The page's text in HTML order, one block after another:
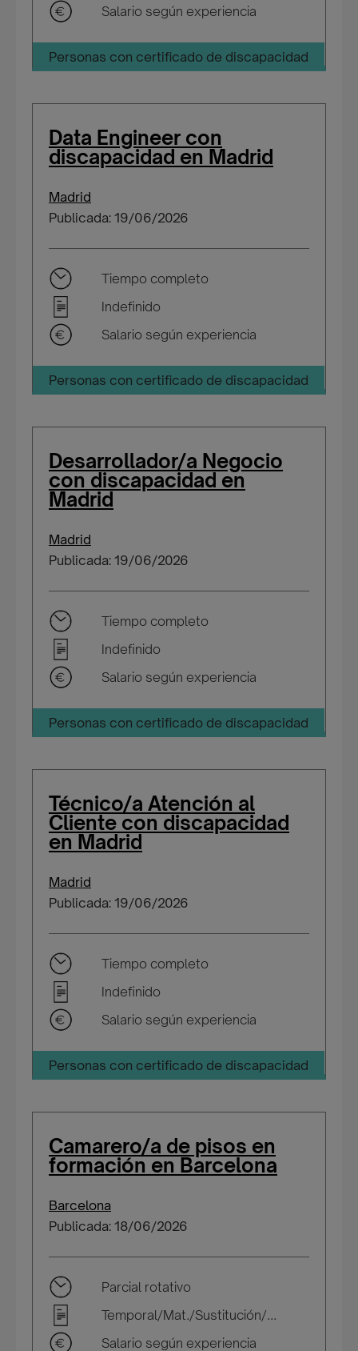
Salario según experiencia
Personas con certificado de discapacidad
Data Engineer con
discapacidad en Madrid
Madrid
Publicada: 19/06/2026
Tiempo completo
Indefinido
Salario según experiencia
Personas con certificado de discapacidad
Desarrollador/a Negocio
con discapacidad en
Madrid
Madrid
Publicada: 19/06/2026
Tiempo completo
Indefinido
Salario según experiencia
Personas con certificado de discapacidad
Técnico/a Atención al
Cliente con discapacidad
en Madrid
Madrid
Publicada: 19/06/2026
Tiempo completo
Indefinido
Salario según experiencia
Personas con certificado de discapacidad
Camarero/a de pisos en
formación en Barcelona
Barcelona
Publicada: 18/06/2026
Parcial rotativo
Temporal/Mat./Sustitución/...
Salario según experiencia